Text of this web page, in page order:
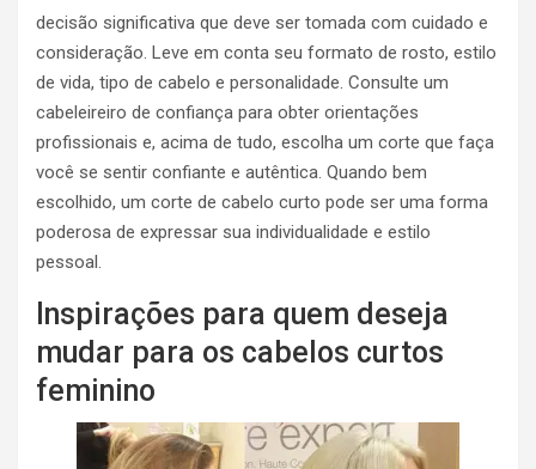
decisão significativa que deve ser tomada com cuidado e
consideração. Leve em conta seu formato de rosto, estilo
de vida, tipo de cabelo e personalidade. Consulte um
cabeleireiro de confiança para obter orientações
profissionais e, acima de tudo, escolha um corte que faça
você se sentir confiante e autêntica. Quando bem
escolhido, um corte de cabelo curto pode ser uma forma
poderosa de expressar sua individualidade e estilo
pessoal.
Inspirações para quem deseja
mudar para os cabelos curtos
feminino